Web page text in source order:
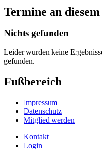
Termine an
Nichts gefunden
Leider wurden keine
gefunden.
Fußbereich
Impressum
Datenschutz
Mitglied werden
Kontakt
Login